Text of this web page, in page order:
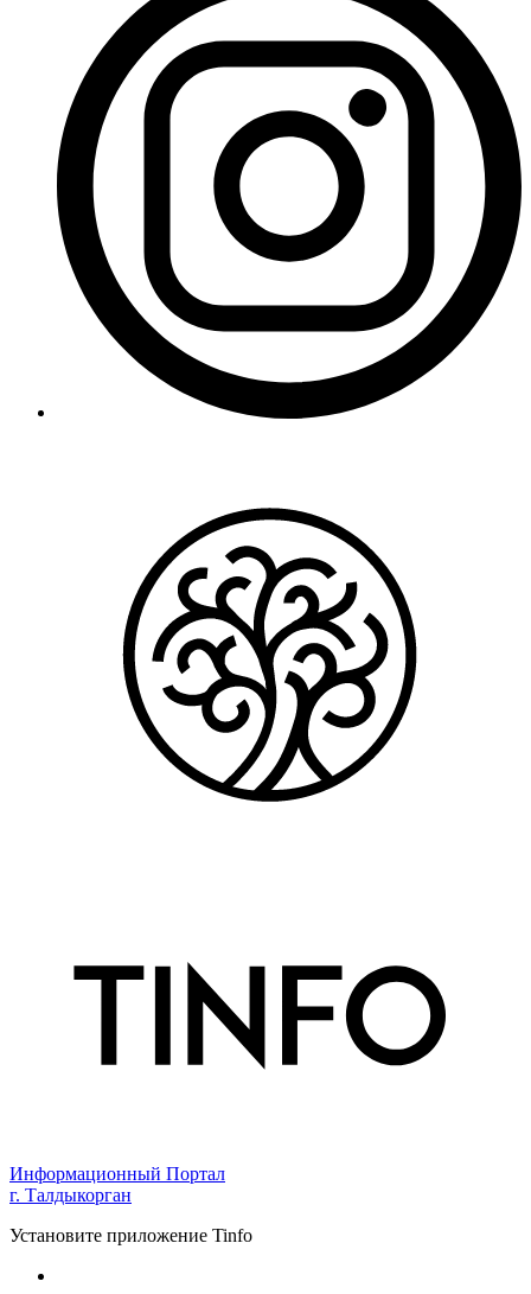
Информационный Портал
г. Талдыкорган
Установите приложение Tinfo